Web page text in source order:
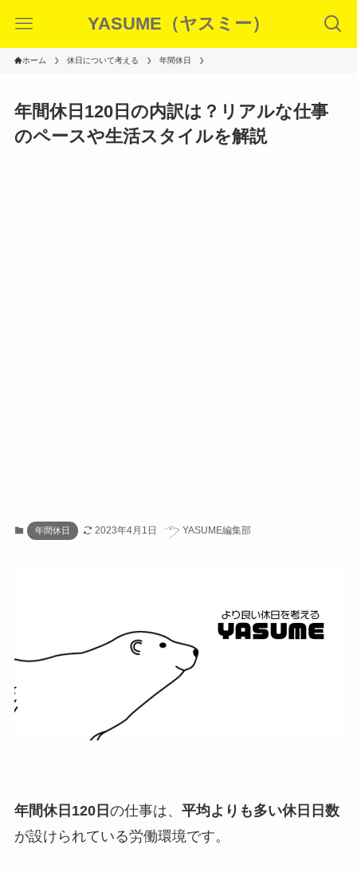
YASUME（ヤスミー）
ホーム 休日について考える 年間休日
年間休日120日の内訳は？リアルな仕事
のペースや生活スタイルを解説
年間休日 2023年4月1日 YASUME編集部
年間休日120日 の仕事は、 平均よりも多い休日日数
が設けられている労働環境です。